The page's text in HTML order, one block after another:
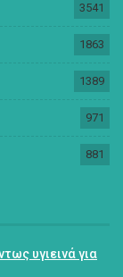
3541
1863
1389
971
881
υγιεινά για